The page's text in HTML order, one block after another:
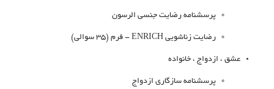
پرسشنامه رضایت جنسی الرسون
رضایت زناشویی ENRICH - فرم (35 سوالی)
عشق ، ازدواج ، خانواده
پرسشنامه سازگاری ازدواج